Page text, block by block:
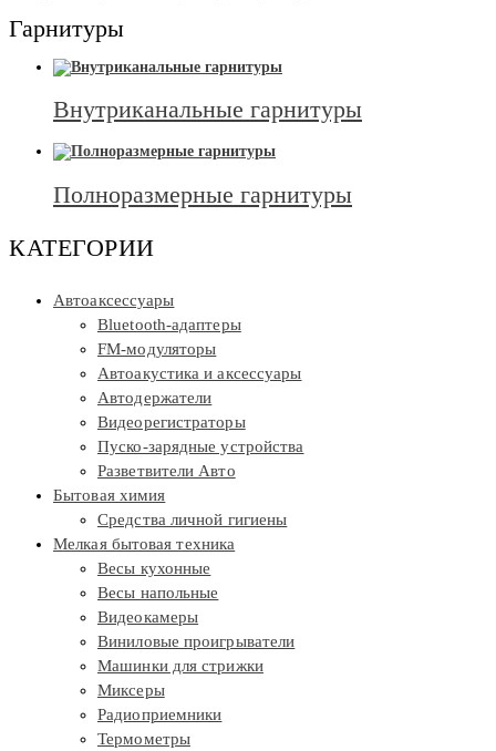
Гарнитуры
Внутриканальные гарнитуры
Полноразмерные гарнитуры
КАТЕГОРИИ
Автоаксессуары
Bluetooth-адаптеры
FM-модуляторы
Автоакустика и аксессуары
Автодержатели
Видеорегистраторы
Пуско-зарядные устройства
Разветвители Авто
Бытовая химия
Средства личной гигиены
Мелкая бытовая техника
Весы кухонные
Весы напольные
Видеокамеры
Виниловые проигрыватели
Машинки для стрижки
Миксеры
Радиоприемники
Термометры